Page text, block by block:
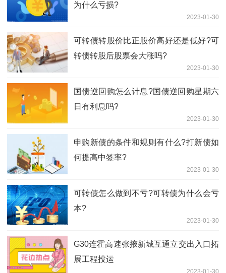
为什么亏损?
2023-01-30
可转债转股价比正股价高好还是低好?可
转债转股后股票会大涨吗?
2023-01-30
国债逆回购怎么计息?国债逆回购星期六
日有利息吗?
2023-01-30
申购新债的条件和规则有什么?打新债如
何提高中签率?
2023-01-30
可转债怎么做到不亏?可转债为什么会亏
本?
2023-01-30
G30连霍高速张掖新城互通立交出入口拓
展工程投运
2023-01-30